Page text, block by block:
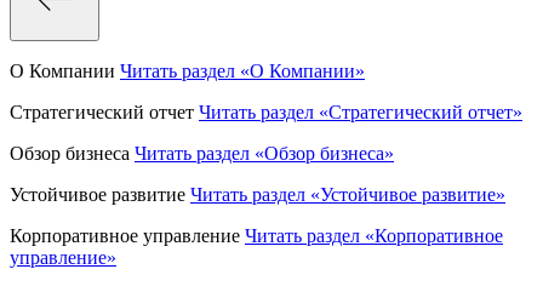
О Компании Читать раздел «О Компании»
Стратегический отчет Читать раздел «Стратегический отчет»
Обзор бизнеса Читать раздел «Обзор бизнеса»
Устойчивое развитие Читать раздел «Устойчивое развитие»
Корпоративное управление Читать раздел «Корпоративное
управление»